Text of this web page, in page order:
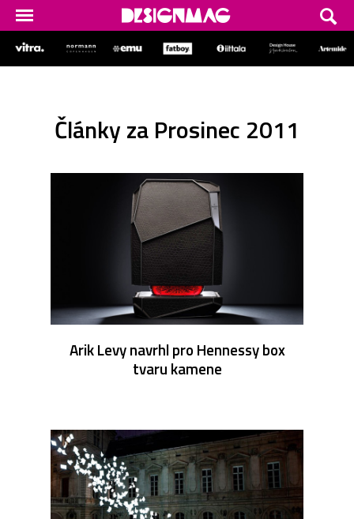
Články za Prosinec 2011
Arik Levy navrhl pro Hennessy box
tvaru kamene